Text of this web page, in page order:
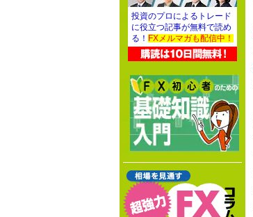
投資のプロによるトレード
に役立つ記事が無料で読め
る！ FXメルマガも配信中！